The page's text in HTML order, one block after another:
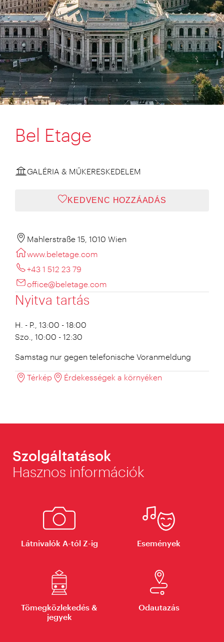
Bel Etage
GALÉRIA & MŰKERESKEDELEM
KEDVENC HOZZÁADÁS
Mahlerstraße 15, 1010 Wien
www.beletage.com
+43 1 512 23 79
office@beletage.com
Nyitva tartás
H. - P., 13:00 - 18:00
Szo., 10:00 - 12:30
Samstag nur gegen telefonische Voranmeldung
Térkép Érdekességek a környéken
Szolgáltatások
Hasznos információk
Látnivalók A-tól Z-ig Események
Tömegközlekedés &
jegyek
Odautazás